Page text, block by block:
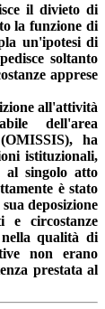
il divieto di
la funzione di
un'ipotesi di
soltanto
apprese
all'attività
dell'area
ha
istituzionali,
al singolo atto
è stato
deposizione
e circostanze
qualità di
non erano
prestata al